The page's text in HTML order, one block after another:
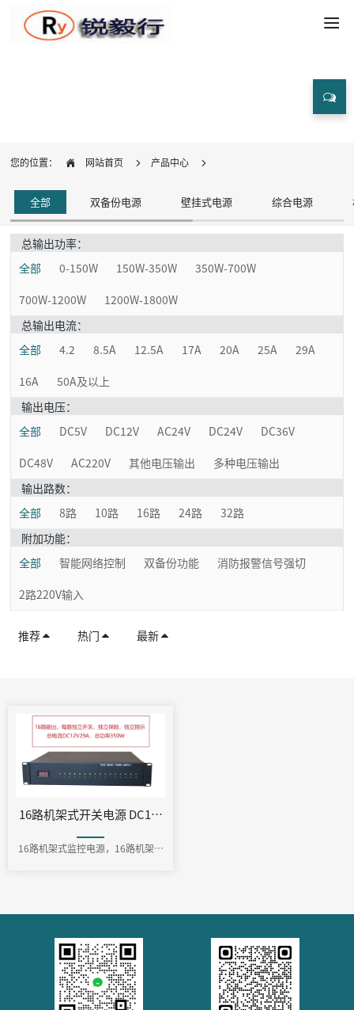
您的位置： 网站首页 产品中心
全部 双备份电源 壁挂式电源 综合电源
总输出功率：
全部
0-150W 150W-350W
350W-700W
700W-1200W
1200W-1800W
总输出电流：
全部
4.2 8.5A 12.5A 17A 20A 25A
29A
16A
50A及以上
输出电压：
全部
DC5V DC12V AC24V DC24V
DC36V
DC48V
AC220V 其他电压输出
多种电压输出
输出路数：
全部
8路 10路 16路 24路
32路
附加功能：
全部
智能网络控制 双备份功能
消防报警信号强切
2路220V输入
推荐 热门 最新
16路机架式开关电源 DC12V350W（PS-DC1229-16A-2U ）
16路机架式监控电源，16路机架式